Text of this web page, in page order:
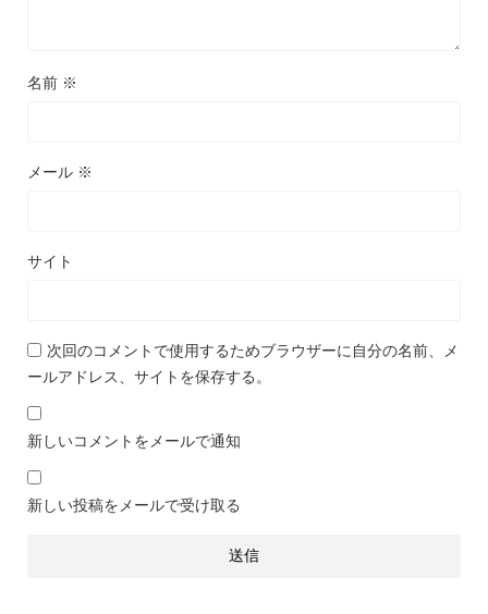
名前 ※
メール ※
サイト
次回のコメントで使用するためブラウザーに自分の名前、メ
ールアドレス、サイトを保存する。
新しいコメントをメールで通知
新しい投稿をメールで受け取る